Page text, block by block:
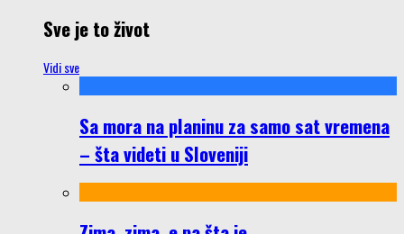
Sve je to život
Vidi sve
Sa mora na planinu za samo sat vremena
– šta videti u Sloveniji